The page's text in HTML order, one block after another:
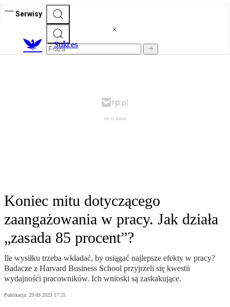
Serwisy
Sukces
Koniec mitu dotyczącego
zaangażowania w pracy. Jak działa
„zasada 85 procent”?
Ile wysiłku trzeba wkładać, by osiągać najlepsze efekty w pracy?
Badacze z Harvard Business School przyjrzeli się kwestii
wydajności pracowników. Ich wnioski są zaskakujące.
Publikacja: 29.09.2023 17:25